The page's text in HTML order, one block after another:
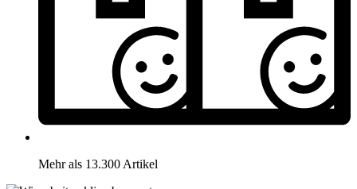
Mehr als 13.300 Artikel